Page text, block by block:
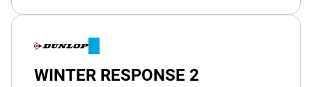
WINTER RESPONSE 2